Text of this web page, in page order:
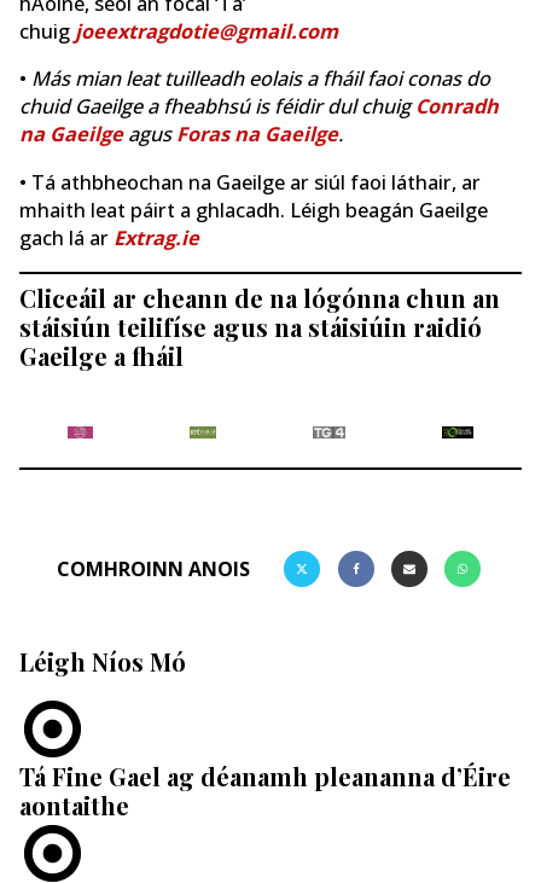
chuig joeextragdotie@gmail.com
• Más mian leat tuilleadh eolais a fháil faoi conas do
chuid Gaeilge a fheabhsú is féidir dul chuigConradh
na GaeilgeagusForas na Gaeilge.
• Tá athbheochan na Gaeilge ar siúl faoi láthair, ar
mhaith leat páirt a ghlacadh. Léigh beagán Gaeilge
gach lá ar Extrag.ie
Cliceáil ar cheann de na lógónna chun an
stáisiún teilifíse agus na stáisiúin raidió
Gaeilge a fháil
COMHROINN ANOIS
Léigh Níos Mó
Tá Fine Gael ag déanamh pleananna d’Éire
aontaithe